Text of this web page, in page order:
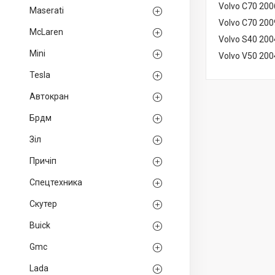
Maserati
McLaren
Mini
Tesla
Автокран
Брдм
Зіл
Причіп
Спецтехника
Скутер
Buick
Gmc
Lada
Volvo C70
Volvo C70
Volvo S40
Volvo V50